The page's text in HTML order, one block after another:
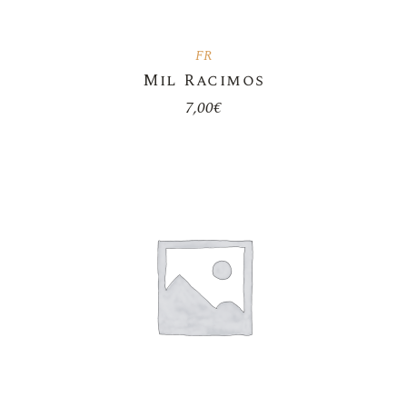
FR
Mil Racimos
7,00€